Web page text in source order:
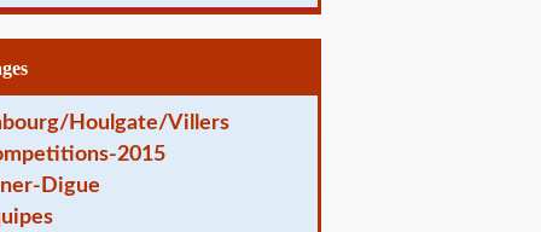
Houlgate/Villers
2015
Digue